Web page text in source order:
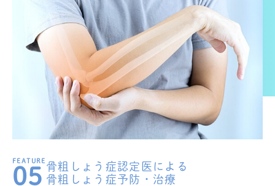
05 骨粗しょう症認定医による
骨粗しょう症予防・治療